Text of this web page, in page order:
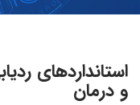
استانداردهای
و درمان